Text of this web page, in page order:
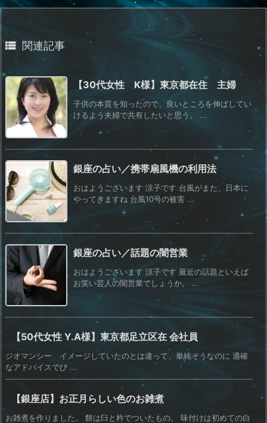
 関連記事
【30代女性 K様】東京都在住 主婦
子供の本質を知ったので、良いところを伸ばしてい
けるよう夫婦で共有したいと思う。 ...
銀座の占い／携帯扇風機の利用法
おはようございます 涼子です 台風がまた、日本に
やってきますね 台風10号の被害 ...
銀座の占い／話題の闇営業
おはようございます 涼子です 最近の話題といえば
お笑い芸人の闇営業でしょうか。 ...
【50代女性 Y.A様】東京都足立区在 会社員
ジオマンシー イメージしていたのとは違って、単純そうなのに 適確
なアドバイスでび ...
【銀座店】お正月らしい色のお雑煮
お雑煮を作りました。 餅は臼と杵でついたもの。 味付けは初めての白